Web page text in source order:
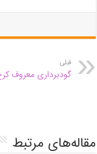
قبلی
گودبرداری معروف
مقاله‌های مرتبط